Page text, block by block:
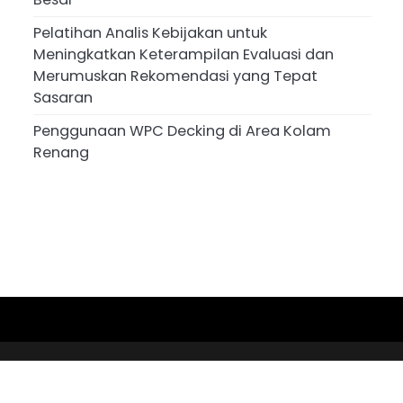
Pelatihan Analis Kebijakan untuk
Meningkatkan Keterampilan Evaluasi dan
Merumuskan Rekomendasi yang Tepat
Sasaran
Penggunaan WPC Decking di Area Kolam
Renang